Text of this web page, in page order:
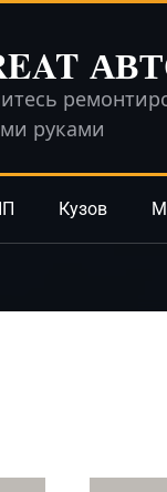
руками
Кузов